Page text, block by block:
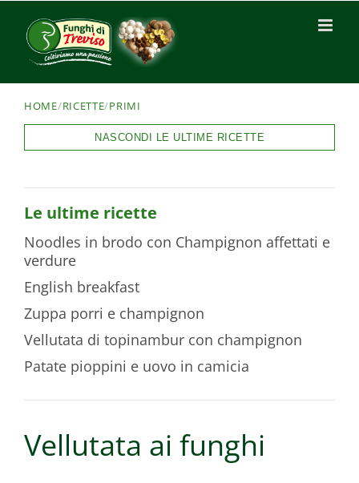
HOME/RICETTE/PRIMI
NASCONDI LE ULTIME RICETTE
Vellutata ai funghi
Le ultime ricette
Noodles in brodo con Champignon affettati e
verdure
English breakfast
Zuppa porri e champignon
Vellutata di topinambur con champignon
Patate pioppini e uovo in camicia